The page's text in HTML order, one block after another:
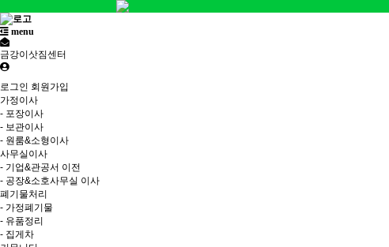
menu
금강이삿짐센터
로그인 회원가입
가정이사
- 포장이사
- 보관이사
- 원룸&소형이사
사무실이사
- 기업&관공서 이전
- 공장&소호사무실 이사
폐기물처리
- 가정폐기물
- 유품정리
- 집게차